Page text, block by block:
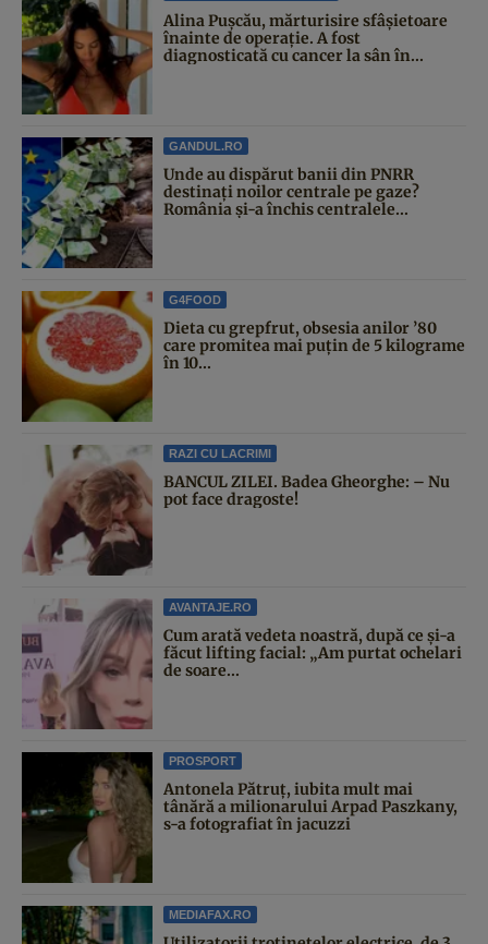
Alina Pușcău, mărturisire sfâșietoare
înainte de operație. A fost
diagnosticată cu cancer la sân în...
GANDUL.RO
Unde au dispărut banii din PNRR
destinați noilor centrale pe gaze?
România și-a închis centralele...
G4FOOD
Dieta cu grepfrut, obsesia anilor ’80
care promitea mai puțin de 5 kilograme
în 10...
RAZI CU LACRIMI
BANCUL ZILEI. Badea Gheorghe: – Nu
pot face dragoste!
AVANTAJE.RO
Cum arată vedeta noastră, după ce și-a
făcut lifting facial: „Am purtat ochelari
de soare...
PROSPORT
Antonela Pătruț, iubita mult mai
tânără a milionarului Arpad Paszkany,
s-a fotografiat în jacuzzi
MEDIAFAX.RO